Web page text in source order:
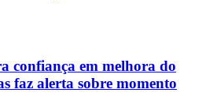
confiança em melhora do
faz alerta sobre momento